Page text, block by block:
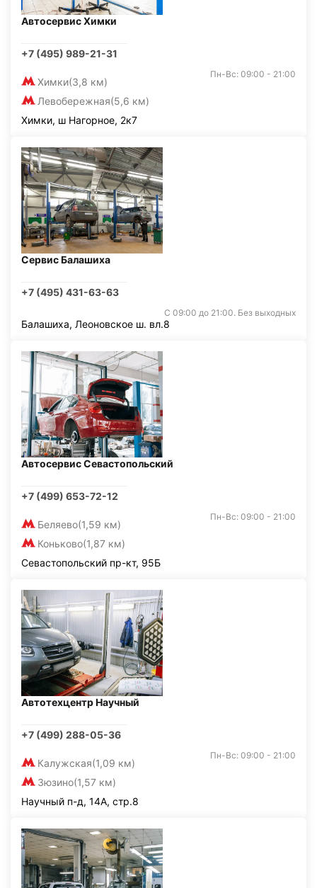
Автосервис Химки
+7 (495) 989-21-31
Химки(3,8 км)
Левобережная(5,6 км)
Пн-Вс: 09:00 - 21:00
Химки, ш Нагорное, 2к7
Сервис Балашиха
+7 (495) 431-63-63
С 09:00 до 21:00. Без выходных
Балашиха, Леоновское ш. вл.8
Автосервис Севастопольский
+7 (499) 653-72-12
Беляево(1,59 км)
Коньково(1,87 км)
Пн-Вс: 09:00 - 21:00
Севастопольский пр-кт, 95Б
Автотехцентр Научный
+7 (499) 288-05-36
Калужская(1,09 км)
Зюзино(1,57 км)
Пн-Вс: 09:00 - 21:00
Научный п-д, 14А, стр.8